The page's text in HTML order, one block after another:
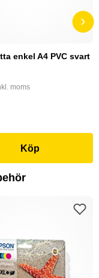
enkel A4 PVC svart
moms
Köp